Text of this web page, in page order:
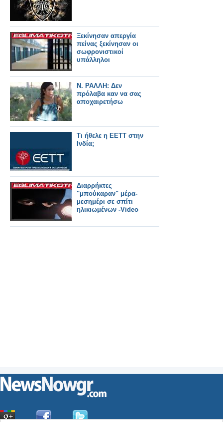
Ξεκίνησαν απεργία
πείνας ξεκίνησαν οι
σωφρονιστικοί
υπάλληλοι
Ν. ΡΑΛΛΗ: Δεν
πρόλαβα καν να σας
αποχαιρετήσω
Τι ήθελε η ΕΕΤΤ στην
Διαρρήκτες
"μπούκαραν" μέρα-
μεσημέρι σε σπίτι
ηλικιωμένων -Video